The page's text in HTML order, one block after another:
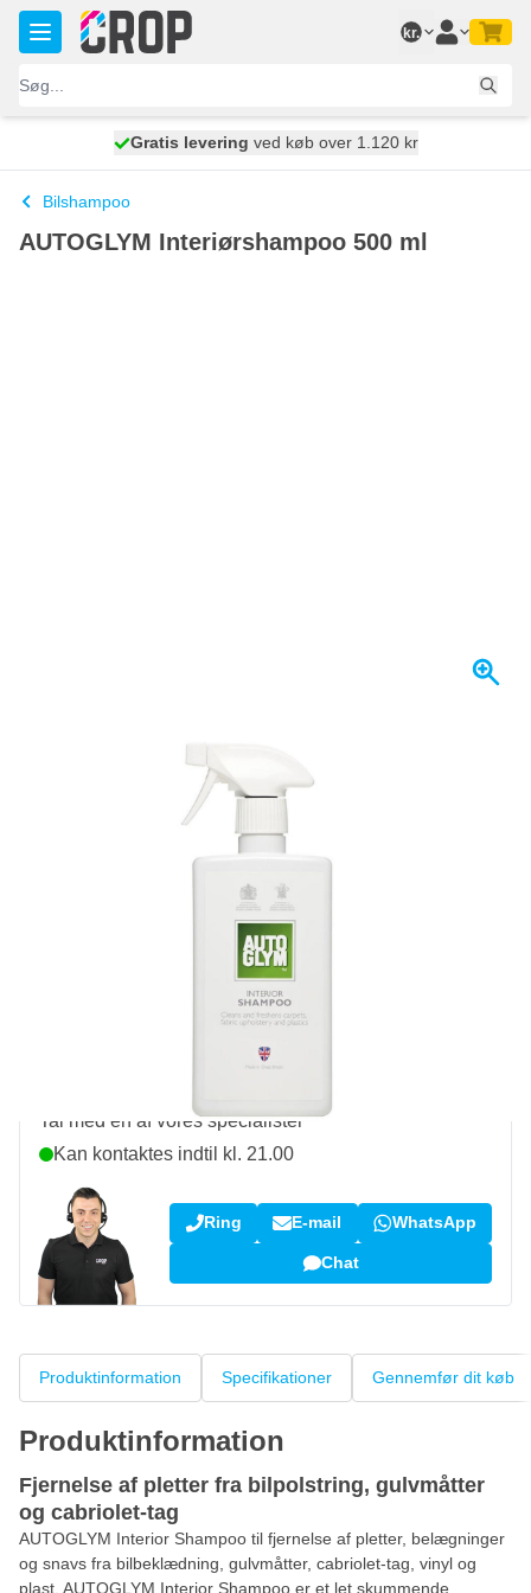
Skip to Content
kr.
vi sender i dag
Gratis levering ved køb over 1.120 kr
100 dage
Bilshampoo
AUTOGLYM Interiørshampoo 500 ml
Inkl. moms
vi sender i dag
ved køb over 1.120 kr
retur og ombytning
4,58/5(7.055 anmeldelser)
Tal med en af vores specialister
Kan kontaktes indtil kl. 21.00
Ring E-mail WhatsApp
Chat
Produktinformation Specifikationer Gennemfør dit køb
Produktinformation
Fjernelse af pletter fra bilpolstring, gulvmåtter
og cabriolet-tag
AUTOGLYM Interior Shampoo til fjernelse af pletter, belægninger
og snavs fra bilbeklædning, gulvmåtter, cabriolet-tag, vinyl og
plast. AUTOGLYM Interior Shampoo er et let skummende